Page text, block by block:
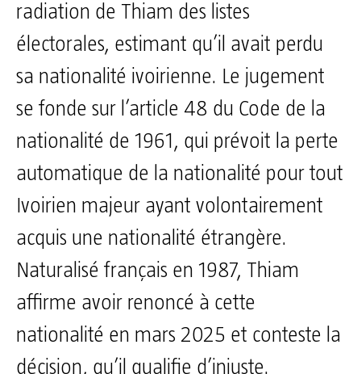
radiation de Thiam des listes
électorales, estimant qu’il avait perdu
sa nationalité ivoirienne. Le jugement
se fonde sur l’article 48 du Code de la
nationalité de 1961, qui prévoit la perte
automatique de la nationalité pour tout
Ivoirien majeur ayant volontairement
acquis une nationalité étrangère.
Naturalisé français en 1987, Thiam
affirme avoir renoncé à cette
nationalité en mars 2025 et conteste la
décision, qu’il qualifie d’injuste.